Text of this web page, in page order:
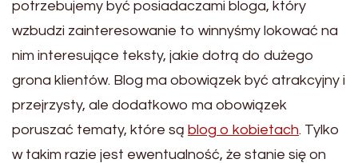
potrzebujemy być posiadaczami bloga, który
wzbudzi zainteresowanie to winnyśmy lokować na
nim interesujące teksty, jakie dotrą do dużego
grona klientów. Blog ma obowiązek być atrakcyjny i
przejrzysty, ale dodatkowo ma obowiązek
poruszać tematy, które są blog o kobietach. Tylko
w takim razie jest ewentualność, że stanie się on